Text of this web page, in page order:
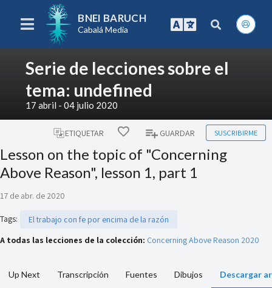
BNEI BARUCH
Cabalá Media
Serie de lecciones sobre el
tema: undefined
17 abril - 04 julio 2020
ETIQUETAR GUARDAR SUSCRIBIRME
Lesson on the topic of "Concerning
Above Reason", lesson 1, part 1
17 de abr. de 2020
Tags:
El trabajo con fe por encima de la razón
A todas las lecciones de la colección: Concerning Above Reason 2020
Up Next Transcripción Fuentes Dibujos Descargar